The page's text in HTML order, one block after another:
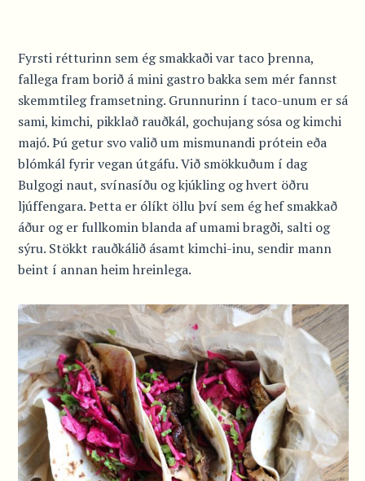
Fyrsti rétturinn sem ég smakkaði var taco þrenna,
fallega fram borið á mini gastro bakka sem mér fannst
skemmtileg framsetning. Grunnurinn í taco-unum er sá
sami, kimchi, pikklað rauðkál, gochujang sósa og kimchi
majó. Þú getur svo valið um mismunandi prótein eða
blómkál fyrir vegan útgáfu. Við smökkuðum í dag
Bulgogi naut, svínasíðu og kjúkling og hvert öðru
ljúffengara. Þetta er ólíkt öllu því sem ég hef smakkað
áður og er fullkomin blanda af umami bragði, salti og
sýru. Stökkt rauðkálið ásamt kimchi-inu, sendir mann
beint í annan heim hreinlega.